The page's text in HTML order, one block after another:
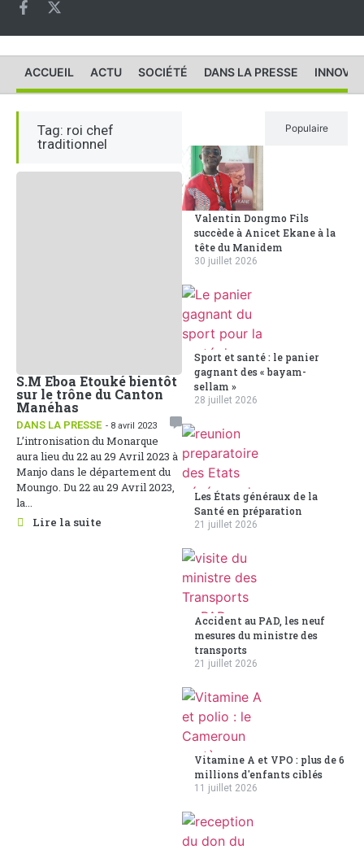
ACCUEIL ACTU SOCIÉTÉ DANS LA PRESSE
Tag: roi chef
traditionnel
S.M Eboa Etouké bientôt
sur le trône du Canton
Manéhas
DANS LA PRESSE - 8 avril 2023
L’intronisation du Monarque
aura lieu du 22 au 29 Avril 2023 à
Manjo dans le département du
Moungo. Du 22 au 29 Avril 2023,
la...
Lire la suite
Populaire
Valentin Dongmo Fils
succède à Anicet Ekane à la
tête du Manidem
30 juillet 2026
Sport et santé : le panier
gagnant des « bayam-
sellam »
28 juillet 2026
Les États généraux de la
Santé en préparation
21 juillet 2026
Accident au PAD, les neuf
mesures du ministre des
transports
21 juillet 2026
Vitamine A et VPO : plus de 6
millions d'enfants ciblés
11 juillet 2026